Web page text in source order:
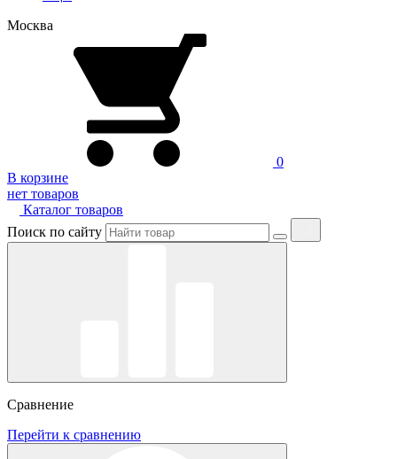
Москва
0
В корзине
нет товаров
Каталог товаров
Поиск по сайту
Сравнение
Перейти к сравнению